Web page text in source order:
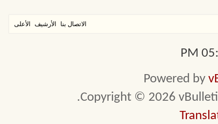
الاتصال بنا الأرشيف الأعلى
Powered by
Copyright © 2026